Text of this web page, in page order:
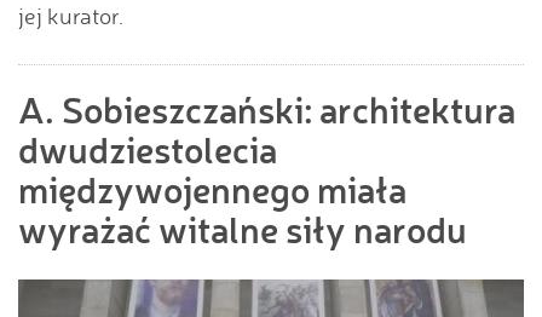
jej kurator.
A. Sobieszczański: architektura
dwudziestolecia
międzywojennego miała
wyrażać witalne siły narodu